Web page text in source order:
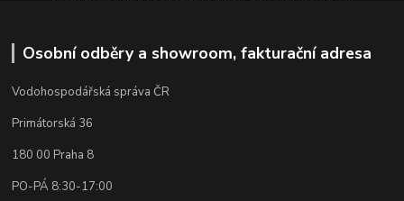
Osobní odběry a showroom, fakturační adresa
Vodohospodářská správa ČR
Primátorská 36
180 00 Praha 8
PO-PÁ 8:30-17:00